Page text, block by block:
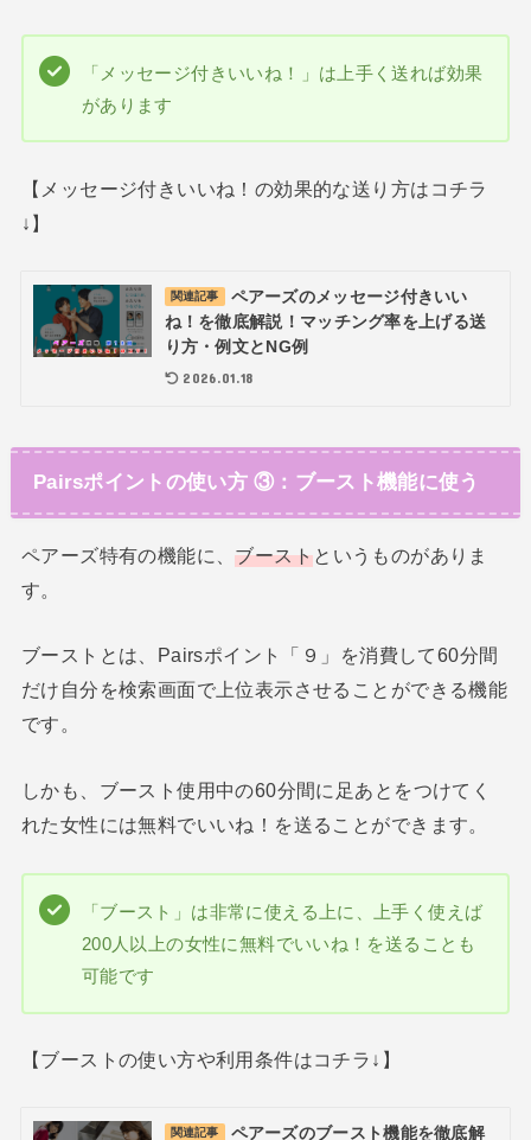
「メッセージ付きいいね！」は上手く送れば効果
があります
【メッセージ付きいいね！の効果的な送り方はコチラ
↓】
関連記事
ペアーズのメッセージ付きいい
ね！を徹底解説！マッチング率を上げる送
り方・例文とNG例
2026.01.18
Pairsポイントの使い方 ③：ブースト機能に使う
ペアーズ特有の機能に、ブーストというものがありま
す。
ブーストとは、Pairsポイント「９」を消費して60分間
だけ自分を検索画面で上位表示させることができる機能
です。
しかも、ブースト使用中の60分間に足あとをつけてく
れた女性には無料でいいね！を送ることができます。
「ブースト」は非常に使える上に、上手く使えば
200人以上の女性に無料でいいね！を送ることも
可能です
【ブーストの使い方や利用条件はコチラ↓】
関連記事 ペアーズのブースト機能を徹底解